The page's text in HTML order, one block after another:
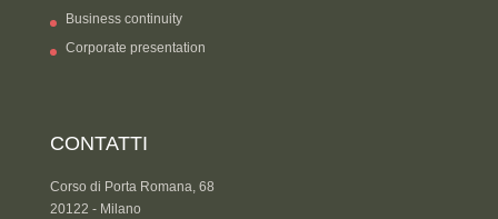
Business continuity
Corporate presentation
CONTATTI
Corso di Porta Romana, 68
20122 - Milano